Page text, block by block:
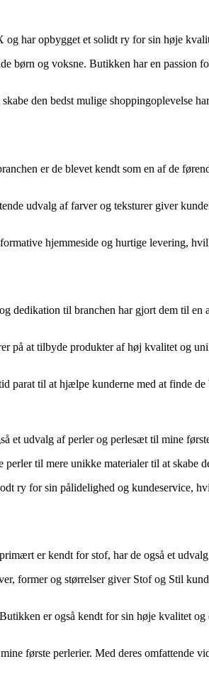
har opbygget et solidt ry for sin høje
børn og voksne. Butikken har en passion
den bedst mulige shoppingoplevelse
er de blevet kendt som en af de
udvalg af farver og teksturer giver
hjemmeside og hurtige levering,
dedikation til branchen har gjort dem til en
på at tilbyde produkter af høj kvalitet og
til at hjælpe kunderne med at finde de
et udvalg af perler og perlesæt til mine
til mere unikke materialer til at skabe
ry for sin pålidelighed og kundeservice,
er kendt for stof, har de også et
former og størrelser giver Stof og Stil
er også kendt for sin høje kvalitet
første perlerier. Med deres omfattende